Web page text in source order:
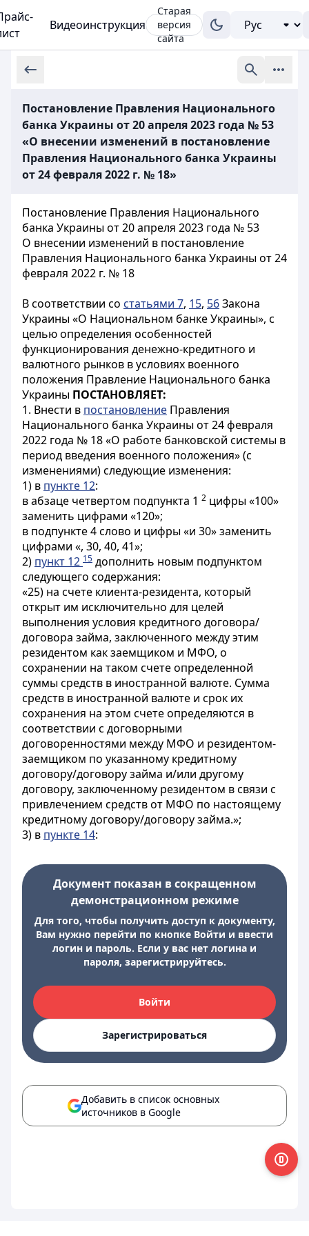
Видеоинструкция
Старая
версия
сайта
Постановление Правления Национального
банка Украины от 20 апреля 2023 года № 53
«О внесении изменений в постановление
Правления Национального банка Украины
от 24 февраля 2022 г. № 18»
Постановление Правления Национального
банка Украины от 20 апреля 2023 года № 53
О внесении изменений в постановление
Правления Национального банка Украины от 24
февраля 2022 г. № 18
В соответствии со статьями 7, 15, 56Закона
Украины «О Национальном банке Украины», с
целью определения особенностей
функционирования денежно-кредитного и
валютного рынков в условиях военного
положения Правление Национального банка
Украины ПОСТАНОВЛЯЕТ:
1. Внести в постановление Правления
Национального банка Украины от 24 февраля
2022 года № 18 «О работе банковской системы в
период введения военного положения» (с
изменениями) следующие изменения:
1) в пункте 12:
в абзаце четвертом подпункта 1 2 цифры «100»
заменить цифрами «120»;
в подпункте 4 слово и цифры «и 30» заменить
цифрами «, 30, 40, 41»;
2) пункт 12 15 дополнить новым подпунктом
следующего содержания:
«25) на счете клиента-резидента, который
открыт им исключительно для целей
выполнения условия кредитного договора/
договора займа, заключенного между этим
резидентом как заемщиком и МФО, о
сохранении на таком счете определенной
суммы средств в иностранной валюте. Сумма
средств в иностранной валюте и срок их
сохранения на этом счете определяются в
соответствии с договорными
договоренностями между МФО и резидентом-
заемщиком по указанному кредитному
договору/договору займа и/или другому
договору, заключенному резидентом в связи с
привлечением средств от МФО по настоящему
кредитному договору/договору займа.»;
3) в пункте 14:
Документ показан в сокращенном
демонстрационном режиме
Для того, чтобы получить доступ к документу,
Вам нужно перейти по кнопке Войти и ввести
логин и пароль. Если у вас нет логина и
пароля, зарегистрируйтесь.
Войти
Зарегистрироваться
Добавить в список основных
источников в Google